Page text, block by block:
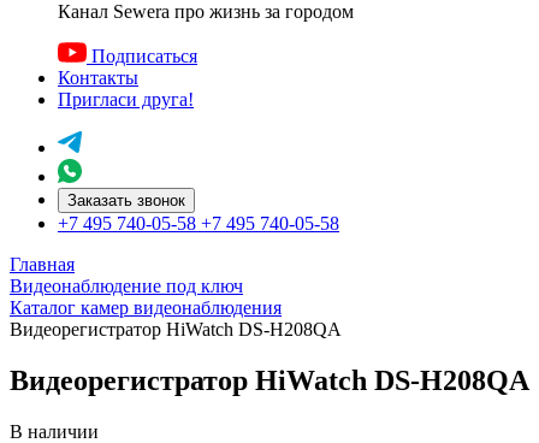
Канал Sewera про жизнь за городом
Подписаться
Контакты
Пригласи друга!
Заказать звонок
+7 495 740-05-58 +7 495 740-05-58
Главная
Видеонаблюдение под ключ
Каталог камер видеонаблюдения
Видеорегистратор HiWatch DS-H208QA
Видеорегистратор HiWatch DS-H208QA
В наличии